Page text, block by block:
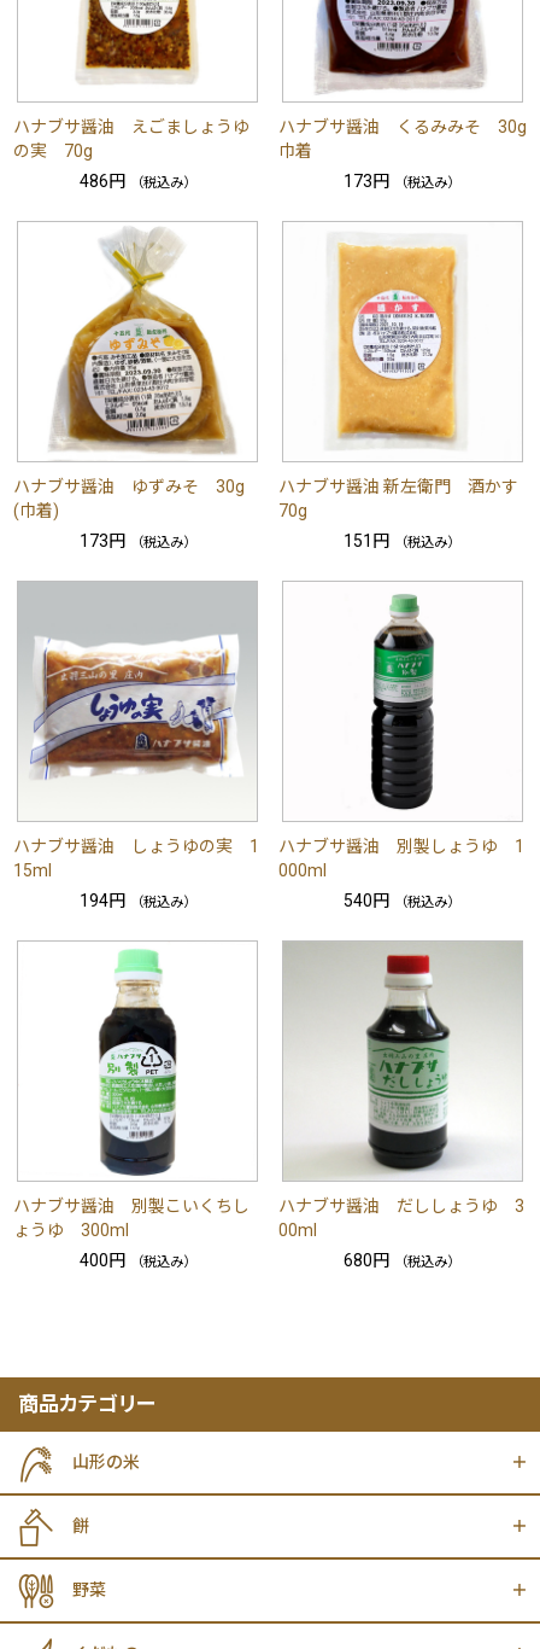
ハナブサ醤油 えごましょうゆ
の実 70g
486円
（税込み）
ハナブサ醤油 くるみみそ 30g
巾着
173円
（税込み）
ハナブサ醤油 ゆずみそ 30g
(巾着)
173円
（税込み）
ハナブサ醤油 新左衛門 酒かす
70g
151円
（税込み）
ハナブサ醤油 しょうゆの実 1
15ml
194円
（税込み）
ハナブサ醤油 別製しょうゆ 1
000ml
540円
（税込み）
ハナブサ醤油 別製こいくちし
ょうゆ 300ml
400円
（税込み）
ハナブサ醤油 だししょうゆ 3
00ml
680円
（税込み）
商品カテゴリー
山形の米
餅
野菜